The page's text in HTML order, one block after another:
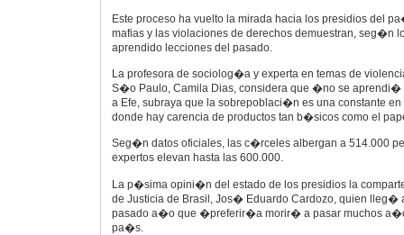
Este proceso ha vuelto la mirada hacia los presidios del
mafias y las violaciones de derechos demuestran, seg�n
aprendido lecciones del pasado.
La profesora de sociolog�a y experta en temas de
S�o Paulo, Camila Dias, considera que �no se
a Efe, subraya que la sobrepoblaci�n es una constante
donde hay carencia de productos tan b�sicos como el
Seg�n datos oficiales, las c�rceles albergan a 514.000
expertos elevan hasta las 600.000.
La p�sima opini�n del estado de los presidios la
de Justicia de Brasil, Jos� Eduardo Cardozo, quien lleg�
pasado a�o que �preferir�a morir� a pasar muchos
pa�s.